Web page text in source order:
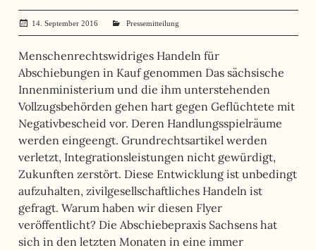
14. September 2016 administrator
Pressemitteilung
Menschenrechtswidriges Handeln für
Abschiebungen in Kauf genommen Das sächsische
Innenministerium und die ihm unterstehenden
Vollzugsbehörden gehen hart gegen Geflüchtete mit
Negativbescheid vor. Deren Handlungsspielräume
werden eingeengt. Grundrechtsartikel werden
verletzt, Integrationsleistungen nicht gewürdigt,
Zukunften zerstört. Diese Entwicklung ist unbedingt
aufzuhalten, zivilgesellschaftliches Handeln ist
gefragt. Warum haben wir diesen Flyer
veröffentlicht? Die Abschiebepraxis Sachsens hat
sich in den letzten Monaten in eine immer